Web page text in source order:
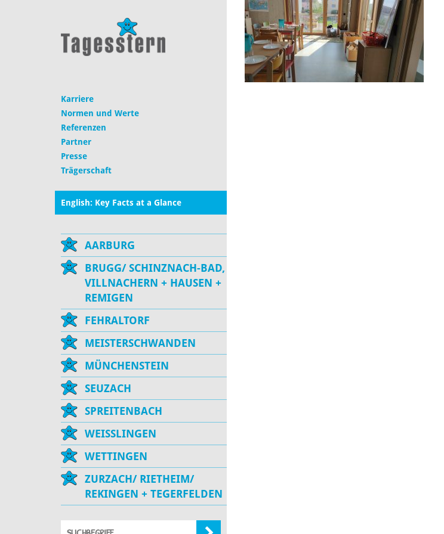
Karriere
Normen und Werte
Referenzen
Partner
Presse
Trägerschaft
English: Key Facts at a Glance
AARBURG
BRUGG/ SCHINZNACH-BAD,
VILLNACHERN + HAUSEN +
REMIGEN
FEHRALTORF
MEISTERSCHWANDEN
MÜNCHENSTEIN
SEUZACH
SPREITENBACH
WEISSLINGEN
WETTINGEN
ZURZACH/ RIETHEIM/
REKINGEN + TEGERFELDEN